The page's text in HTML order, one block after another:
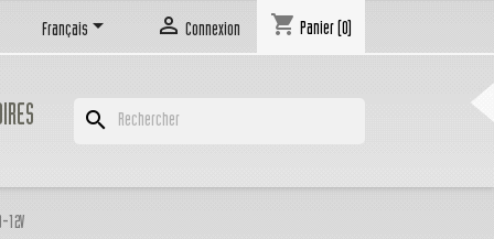
Français  Connexion shopping_cart Panier (0)
search
12V